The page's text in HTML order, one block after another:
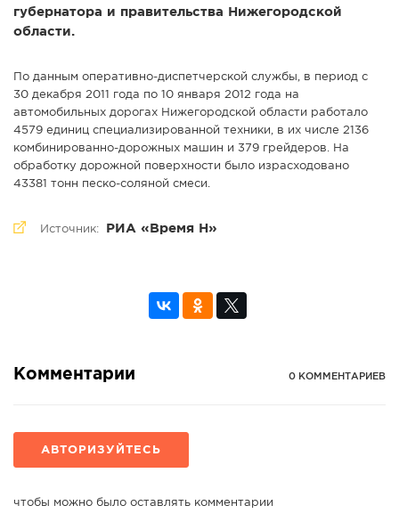
ГОЛОСОВАНИЯ
губернатора и правительства Нижегородской
области.
По данным оперативно-диспетчерской службы, в период с
30 декабря 2011 года по 10 января 2012 года на
автомобильных дорогах Нижегородской области работало
4579 единиц специализированной техники, в их числе 2136
комбинированно-дорожных машин и 379 грейдеров. На
обработку дорожной поверхности было израсходовано
43381 тонн песко-соляной смеси.
Источник: РИА «Время Н»
Комментарии 0 КОММЕНТАРИЕВ
АВТОРИЗУЙТЕСЬ
чтобы можно было оставлять комментарии